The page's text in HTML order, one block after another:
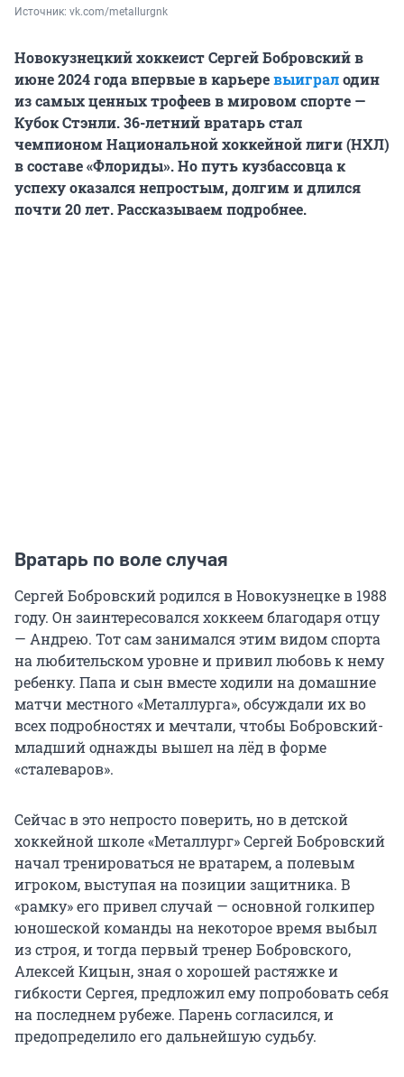
Источник: vk.com/metallurgnk
Новокузнецкий хоккеист Сергей Бобровский в
июне 2024 года впервые в карьеревыигралодин
из самых ценных трофеев в мировом спорте —
Кубок Стэнли. 36-летний вратарь стал
чемпионом Национальной хоккейной лиги (НХЛ)
в составе «Флориды». Но путь кузбассовца к
успеху оказался непростым, долгим и длился
почти 20 лет. Рассказываем подробнее.
Вратарь по воле случая
Сергей Бобровский родился в Новокузнецке в 1988
году. Он заинтересовался хоккеем благодаря отцу
— Андрею. Тот сам занимался этим видом спорта
на любительском уровне и привил любовь к нему
ребенку. Папа и сын вместе ходили на домашние
матчи местного «Металлурга», обсуждали их во
всех подробностях и мечтали, чтобы Бобровский-
младший однажды вышел на лёд в форме
«сталеваров».
Сейчас в это непросто поверить, но в детской
хоккейной школе «Металлург» Сергей Бобровский
начал тренироваться не вратарем, а полевым
игроком, выступая на позиции защитника. В
«рамку» его привел случай — основной голкипер
юношеской команды на некоторое время выбыл
из строя, и тогда первый тренер Бобровского,
Алексей Кицын, зная о хорошей растяжке и
гибкости Сергея, предложил ему попробовать себя
на последнем рубеже. Парень согласился, и
предопределило его дальнейшую судьбу.